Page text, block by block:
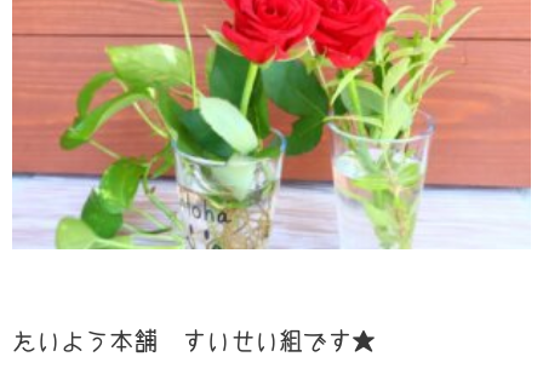
たいよう本舗 すいせい組です★